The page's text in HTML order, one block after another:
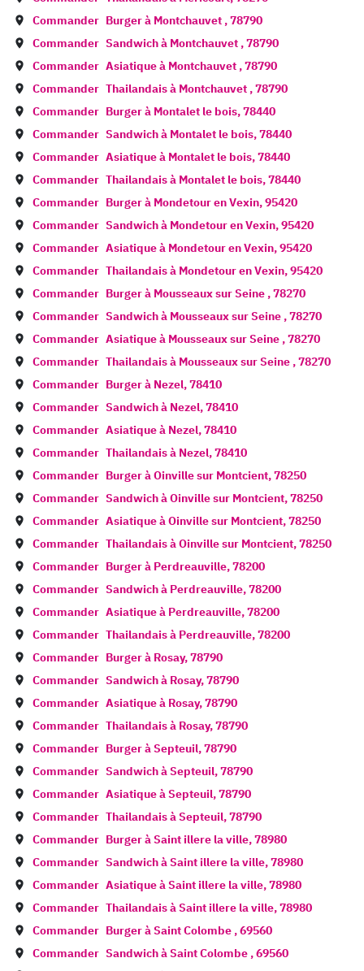
Commander Burger à Montchauvet ,78790
Commander Sandwich à Montchauvet ,78790
Commander Asiatique à Montchauvet ,78790
Commander Thailandais à Montchauvet ,78790
Commander Burger à Montalet le bois,78440
Commander Sandwich à Montalet le bois,78440
Commander Asiatique à Montalet le bois,78440
Commander Thailandais à Montalet le bois,78440
Commander Burger à Mondetour en Vexin,95420
Commander Sandwich à Mondetour en Vexin,95420
Commander Asiatique à Mondetour en Vexin,95420
Commander Thailandais à Mondetour en Vexin,95420
Commander Burger à Mousseaux sur Seine ,78270
Commander Sandwich à Mousseaux sur Seine ,78270
Commander Asiatique à Mousseaux sur Seine ,78270
Commander Thailandais à Mousseaux sur Seine ,78270
Commander Burger à Nezel,78410
Commander Sandwich à Nezel,78410
Commander Asiatique à Nezel,78410
Commander Thailandais à Nezel,78410
Commander Burger àOinville sur Montcient,78250
Commander Sandwich àOinville sur Montcient,78250
Commander Asiatique àOinville sur Montcient,78250
Commander Thailandais àOinville sur Montcient,78250
Commander Burger à Perdreauville,78200
Commander Sandwich à Perdreauville,78200
Commander Asiatique à Perdreauville,78200
Commander Thailandais à Perdreauville,78200
Commander Burger à Rosay,78790
Commander Sandwich à Rosay,78790
Commander Asiatique à Rosay,78790
Commander Thailandais à Rosay,78790
Commander Burger àSepteuil,78790
Commander Sandwich àSepteuil,78790
Commander Asiatique àSepteuil,78790
Commander Thailandais àSepteuil,78790
Commander Burger àSaint illere la ville,78980
Commander Sandwich àSaint illere la ville,78980
Commander Asiatique àSaint illere la ville,78980
Commander Thailandais àSaint illere la ville,78980
Commander Burger àSaint Colombe ,69560
Commander Sandwich àSaint Colombe ,69560